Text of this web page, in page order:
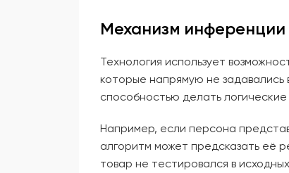
Механизм
Технология использует
которые напрямую не
способностью делать
Например, если персона
алгоритм может предсказать её
товар не тестировался в